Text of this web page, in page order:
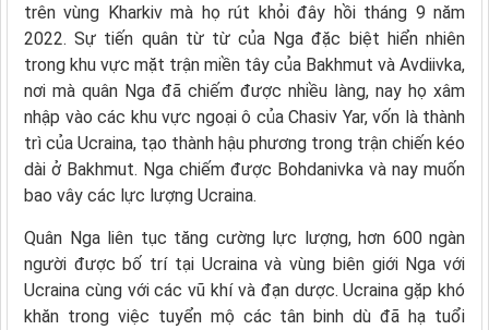
trên vùng Kharkiv mà họ rút khỏi đây hồi tháng 9 năm
2022. Sự tiến quân từ từ của Nga đặc biệt hiển nhiên
trong khu vực mặt trận miền tây của Bakhmut và Avdiivka,
nơi mà quân Nga đã chiếm được nhiều làng, nay họ xâm
nhập vào các khu vực ngoại ô của Chasiv Yar, vốn là thành
trì của Ucraina, tạo thành hậu phương trong trận chiến kéo
dài ở Bakhmut. Nga chiếm được Bohdanivka và nay muốn
bao vây các lực lượng Ucraina.
Quân Nga liên tục tăng cường lực lượng, hơn 600 ngàn
người được bố trí tại Ucraina và vùng biên giới Nga với
Ucraina cùng với các vũ khí và đạn dược. Ucraina gặp khó
khăn trong việc tuyển mộ các tân binh dù đã hạ tuổi